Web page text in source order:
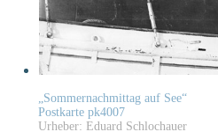
„Sommernachmittag auf See“
Postkarte pk4007
Urheber: Eduard Schlochauer